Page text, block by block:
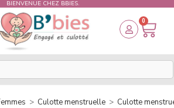
BIENVENUE CHEZ BBIES.
0
> Culotte menstruelle > Culotte